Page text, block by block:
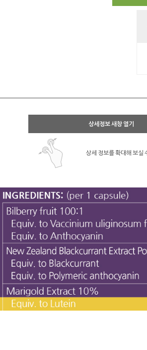
상세정보 새창 열기
상세 정보를 확대해 보실